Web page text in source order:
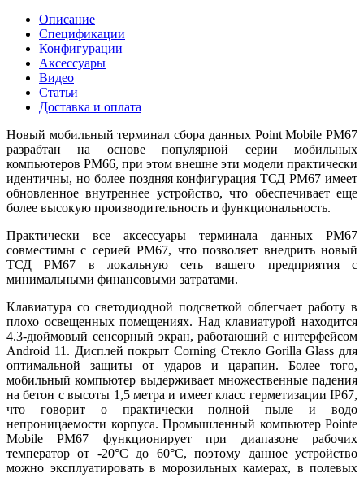
Описание
Спецификации
Конфигурации
Аксессуары
Видео
Статьи
Доставка и оплата
Новый мобильный терминал сбора данных Point Mobile PM67
разрабтан на основе популярной серии мобильных
компьютеров PM66, при этом внешне эти модели практически
идентичны, но более поздняя конфигурация ТСД PM67 имеет
обновленное внутреннее устройство, что обеспечивает еще
более высокую производительность и функциональность.
Практически все аксессуары терминала данных PM67
совместимы с серией PM67, что позволяет внедрить новый
ТСД PM67 в локальную сеть вашего предприятия с
минимальными финансовыми затратами.
Клавиатура со светодиодной подсветкой облегчает работу в
плохо освещенных помещениях. Над клавиатурой находится
4.3-дюймовый сенсорный экран, работающий с интерфейсом
Android 11. Дисплей покрыт Corning Стекло Gorilla Glass для
оптимальной защиты от ударов и царапин. Более того,
мобильный компьютер выдерживает множественные падения
на бетон с высоты 1,5 метра и имеет класс герметизации IP67,
что говорит о практически полной пыле и водо
непроницаемости корпуса. Промышленный компьютер Pointe
Mobile PM67 функционирует при диапазоне рабочих
температор от -20°C до 60°C, поэтому данное устройство
можно эксплуатировать в морозильных камерах, в полевых